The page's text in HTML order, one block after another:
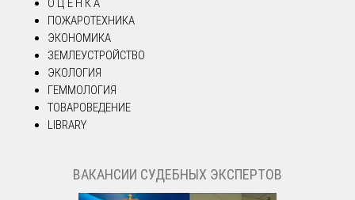
О Ц Е Н К А
ПОЖАРОТЕХНИКА
ЭКОНОМИКА
ЗЕМЛЕУСТРОЙСТВО
ЭКОЛОГИЯ
ГЕММОЛОГИЯ
ТОВАРОВЕДЕНИЕ
LIBRARY
ВАКАНСИИ СУДЕБНЫХ ЭКСПЕРТОВ